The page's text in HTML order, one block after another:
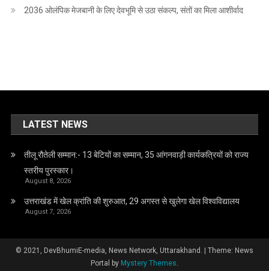
2036 ओलंपिक मेजबानी के लिए देवभूमि से उठा संकल्प, संतों का मिला आशीर्वाद
LATEST NEWS
तीलू रौतेली सम्मान:- 13 बेटियों का सम्मान, 35 आंगनवाड़ी कार्यकत्रियों को राज्य
स्तरीय पुरस्कार।
August 8, 2026
उत्तराखंड में खेल क्रांति की शुरुआत, 29 अगस्त से खुलेगा खेल विश्वविद्यालय
August 7, 2026
© 2021, DevBhumiE-media, News Network, Uttarakhand.
Theme: News
Portal by Mystery Themes.